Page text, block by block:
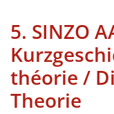
5. SINZO
théorie /
Theorie